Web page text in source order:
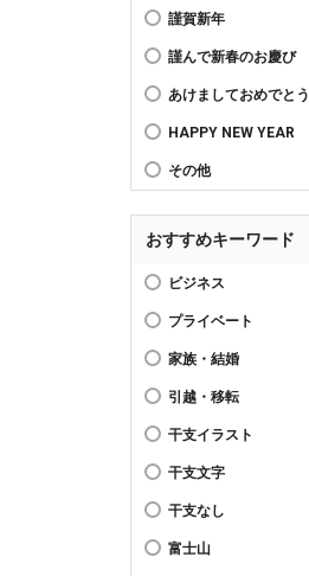
謹賀新年
謹んで新春のお慶び
あけましておめでとう
HAPPY NEW YEAR
その他
おすすめキーワード
ビジネス
プライベート
家族・結婚
引越・移転
干支イラスト
干支文字
干支なし
富士山